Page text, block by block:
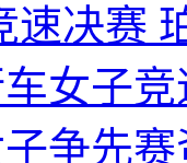
速决赛
女子
争先